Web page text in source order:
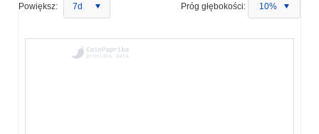
Powiększ: 7d Próg głębokości: 10%